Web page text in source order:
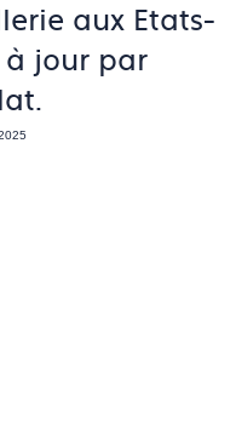
aux Etats-
à jour par